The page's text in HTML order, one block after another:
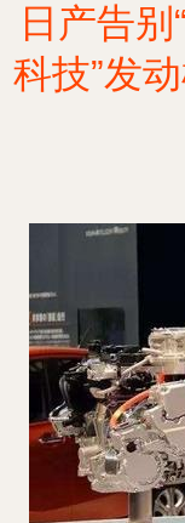
日产告别
科技”发